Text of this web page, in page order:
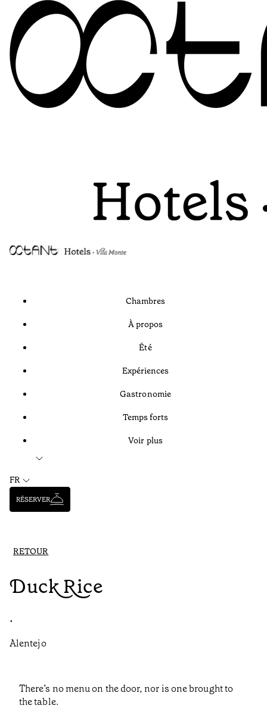
Chambres
À propos
Été
Expériences
Gastronomie
Temps forts
Voir plus
FR
RÉSERVER
RETOUR
Duck Rice
•
Alentejo
There’s no menu on the door, nor is one brought to
the table.